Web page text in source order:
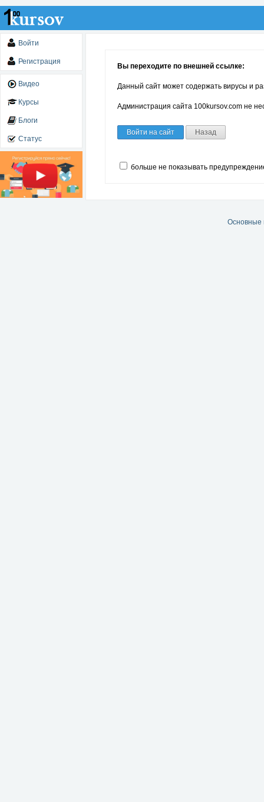
Войти
Регистрация
Видео
Курсы
Блоги
Статус
Вы переходите по внешней ссылке:
Данный сайт может содержать вирусы и
Администрация сайта 100kursov.com не
Войти на сайт Назад
больше не показывать
Основные